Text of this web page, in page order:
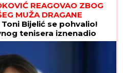
REAGOVAO ZBOG
MUŽA DRAGANE
Toni Bijelić se pohvalio!
tenisera iznenadio
se i dalje priča